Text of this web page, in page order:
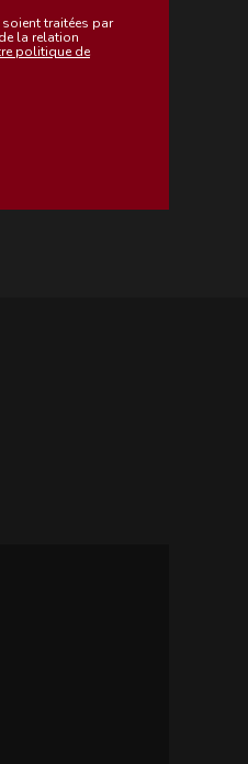
traitées par
la relation
politique de